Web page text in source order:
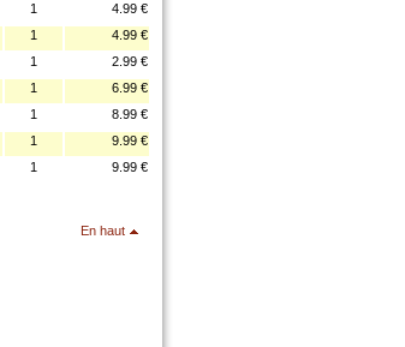
1
4.99 €
1
4.99 €
1
2.99 €
1
6.99 €
1
8.99 €
1
9.99 €
1 9.99 €
En haut